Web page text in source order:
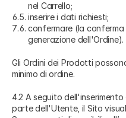
nel Carrello;
inserire i dati richiesti;
confermare (la
generazione dell'Ordine).
Gli Ordini dei Prodotti
minimo di ordine.
4.2 A seguito
parte dell'Utente, il Sito